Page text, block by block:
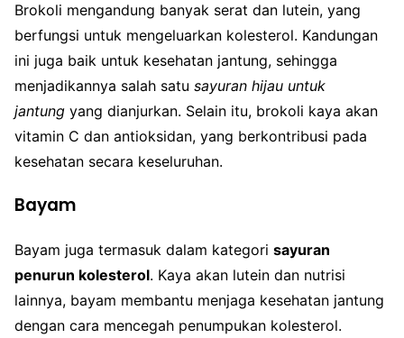
Brokoli mengandung banyak serat dan lutein, yang
berfungsi untuk mengeluarkan kolesterol. Kandungan
ini juga baik untuk kesehatan jantung, sehingga
menjadikannya salah satu sayuran hijau untuk
jantung yang dianjurkan. Selain itu, brokoli kaya akan
vitamin C dan antioksidan, yang berkontribusi pada
kesehatan secara keseluruhan.
Bayam
Bayam juga termasuk dalam kategori sayuran
penurun kolesterol. Kaya akan lutein dan nutrisi
lainnya, bayam membantu menjaga kesehatan jantung
dengan cara mencegah penumpukan kolesterol.